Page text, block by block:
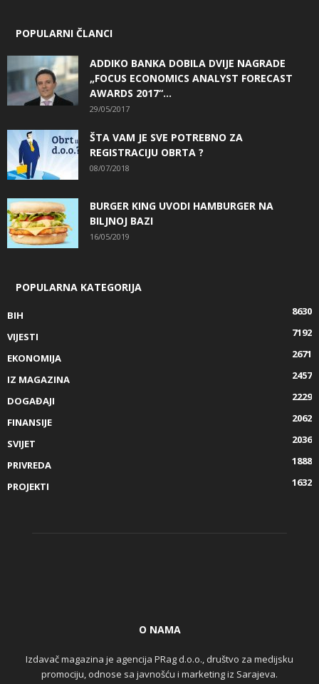
POPULARNI ČLANCI
ADDIKO BANKA DOBILA DVIJE NAGRADE
„FOCUS ECONOMICS ANALYST FORECAST
AWARDS 2017“...
29/05/2017
ŠTA VAM JE SVE POTREBNO ZA
REGISTRACIJU OBRTA ?
08/07/2018
BURGER KING UVODI HAMBURGER NA
BILJNOJ BAZI
16/05/2019
POPULARNA KATEGORIJA
BIH
8630
VIJESTI
7192
EKONOMIJA
2671
IZ MAGAZINA
2457
DOGAĐAJI
2229
FINANSIJE
2062
SVIJET
2036
PRIVREDA
1888
PROJEKTI
1632
O NAMA
Izdavač magazina je agencija PRag d.o.o., društvo za medijsku
promociju, odnose sa javnošću i marketing iz Sarajeva.